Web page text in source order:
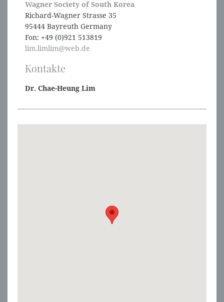
Wagner Society of South Korea
Richard-Wagner Strasse 35
95444 Bayreuth Germany
Fon: +49 (0)921 513819
lim.limlim@web.de
Kontakte
Dr. Chae-Heung Lim